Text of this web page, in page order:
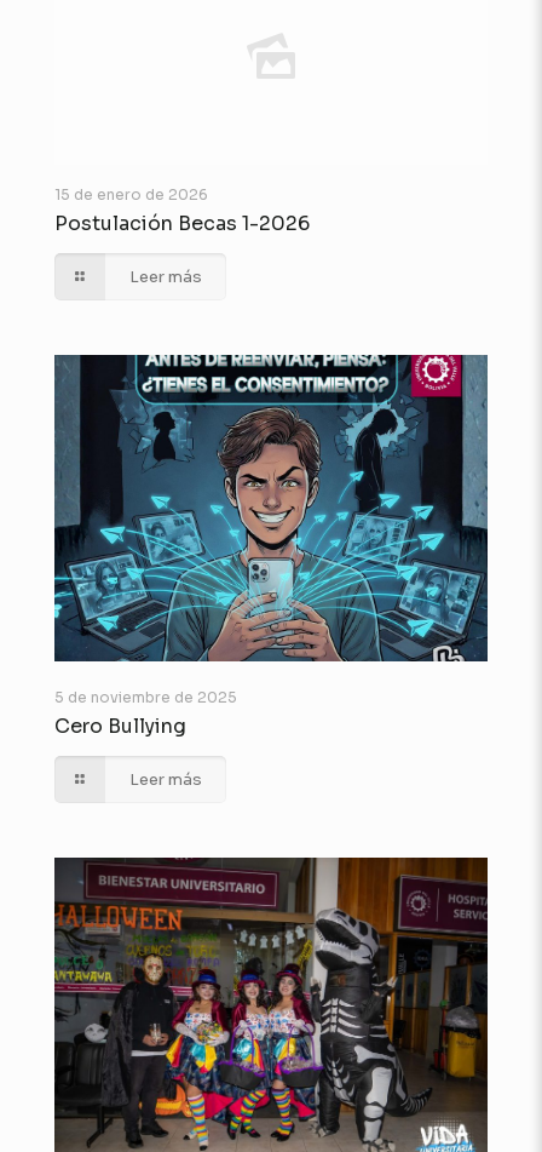
15 de enero de 2026
Postulación Becas 1-2026
Leer más
5 de noviembre de 2025
Cero Bullying
Leer más